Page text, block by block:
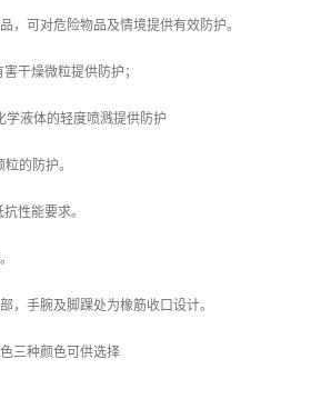
，可对危险物品及情境提供有效防护。
害干燥微粒提供防护；
学液体的轻度喷溅提供防护
的防护。
性能要求。
，手腕及脚踝处为橡筋收口设计。
三种颜色可供选择